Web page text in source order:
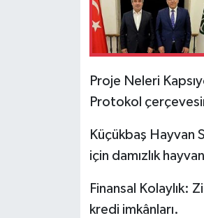
Proje Neleri
Protokol
Küçükbaş Hayvan
için damızlık
Finansal Kolaylık:
kredi imkânları.